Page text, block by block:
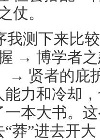
仗。
我测下来比
→ 博学者
→ 贤者的庇
能力和冷却
本大书。
莽”进去开